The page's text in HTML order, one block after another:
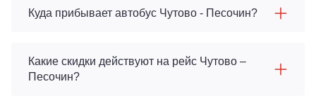
Куда прибывает автобус Чутово - Песочин?
Какие скидки действуют на рейс Чутово –
Песочин?